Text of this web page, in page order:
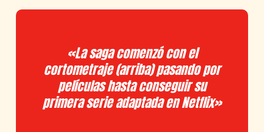
«La saga comenzó con el
cortometraje (arriba) pasando por
películas hasta conseguir su
primera serie adaptada en Netflix»